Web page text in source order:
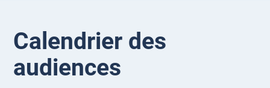
Calendrier des
audiences